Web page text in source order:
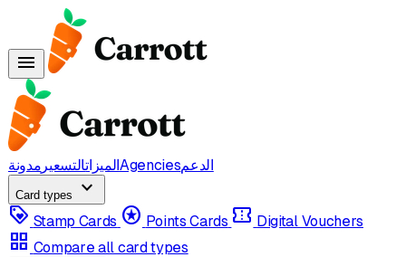
menu
الميزاتالتسعير مدونة Agenciesالدعم
Card types
expand_more
loyalty Stamp Cards stars Points Cards confirmation_number Digital Vouchers
grid_view Compare all card types